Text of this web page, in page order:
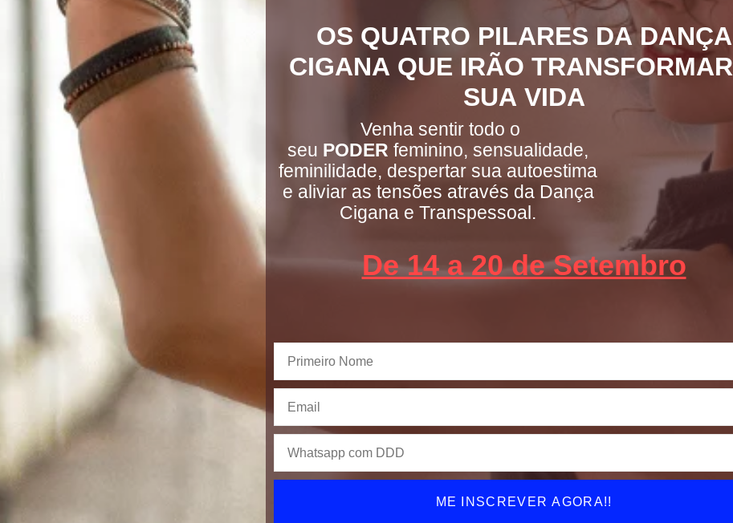
OS QUATRO PILARES DADANÇA
CIGANA QUE IRÃO TRANSFORMAR
SUA VIDA
Venha sentir todo o
seu PODER feminino, sensualidade,
feminilidade, despertar sua autoestima
e aliviar as tensões através da Dança
Cigana e Transpessoal.
De 14 a 20 de Setembro
ME INSCREVER AGORA!!